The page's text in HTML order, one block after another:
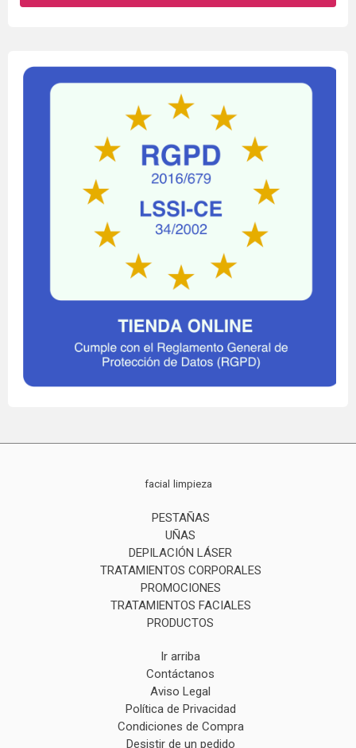
facial limpieza
PESTAÑAS
UÑAS
DEPILACIÓN LÁSER
TRATAMIENTOS CORPORALES
PROMOCIONES
TRATAMIENTOS FACIALES
PRODUCTOS
Ir arriba
Contáctanos
Aviso Legal
Política de Privacidad
Condiciones de Compra
Desistir de un pedido